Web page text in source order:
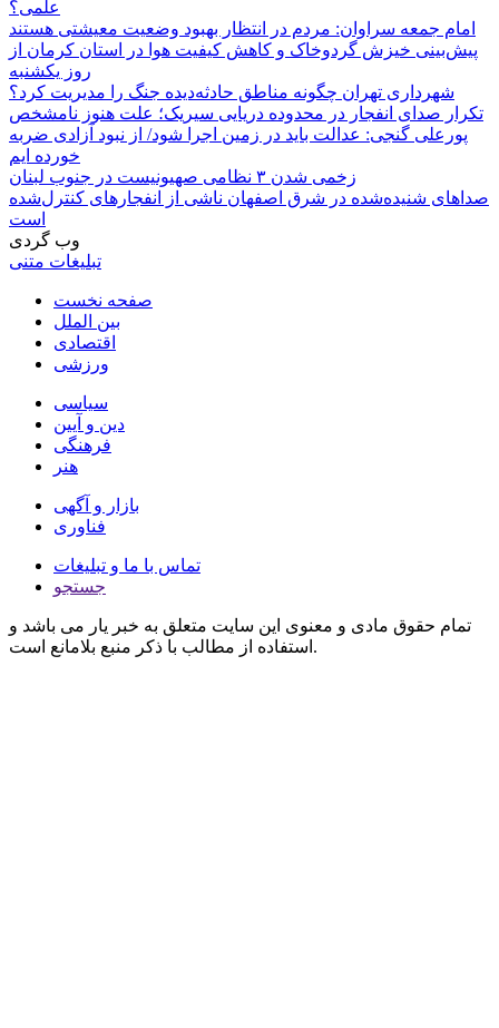
علمی؟
امام جمعه سراوان: مردم در انتظار بهبود وضعیت معیشتی هستند
پیش‌بینی خیزش گردوخاک و کاهش کیفیت هوا در استان کرمان از
روز یکشنبه
شهرداری تهران چگونه مناطق حادثه‌دیده جنگ را مدیریت کرد؟
تکرار صدای انفجار در محدوده دریایی سیریک؛ علت هنوز نامشخص
پورعلی گنجی: عدالت باید در زمین اجرا شود/ از نبود آزادی ضربه
خورده ایم
زخمی شدن ۳ نظامی صهیونیست در جنوب لبنان
صداهای شنیده‌شده در شرق اصفهان ناشی از انفجارهای کنترل‌شده
است
وب گردی
تبلیغات متنی
صفحه نخست
بین الملل
اقتصادی
ورزشی
سیاسی
دین و آیین
فرهنگی
هنر
بازار و آگهی
فناوری
تماس با ما و تبلیغات
جستجو
تمام حقوق مادی و معنوی این سایت متعلق به خبر یار می باشد و
استفاده از مطالب با ذکر منبع بلامانع است.